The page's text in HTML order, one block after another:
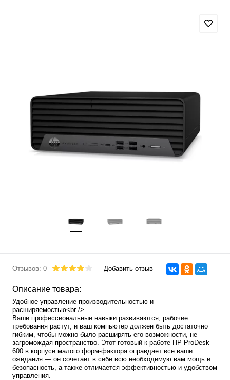
Отзывов: 0 Добавить отзыв
Описание товара:
Удобное управление производительностью и
расширяемостью<br />
Ваши профессиональные навыки развиваются, рабочие
требования растут, и ваш компьютер должен быть достаточно
гибким, чтобы можно было расширять его возможности, не
загромождая пространство. Этот готовый к работе HP ProDesk
600 в корпусе малого форм-фактора оправдает все ваши
ожидания — он сочетает в себе всю необходимую вам мощь и
безопасность, а также отличается эффективностью и удобством
управления.